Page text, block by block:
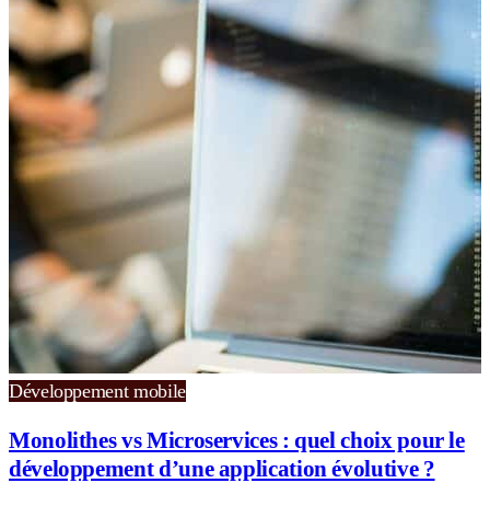
Développement mobile
Monolithes vs Microservices : quel choix pour le
développement d’une application évolutive ?